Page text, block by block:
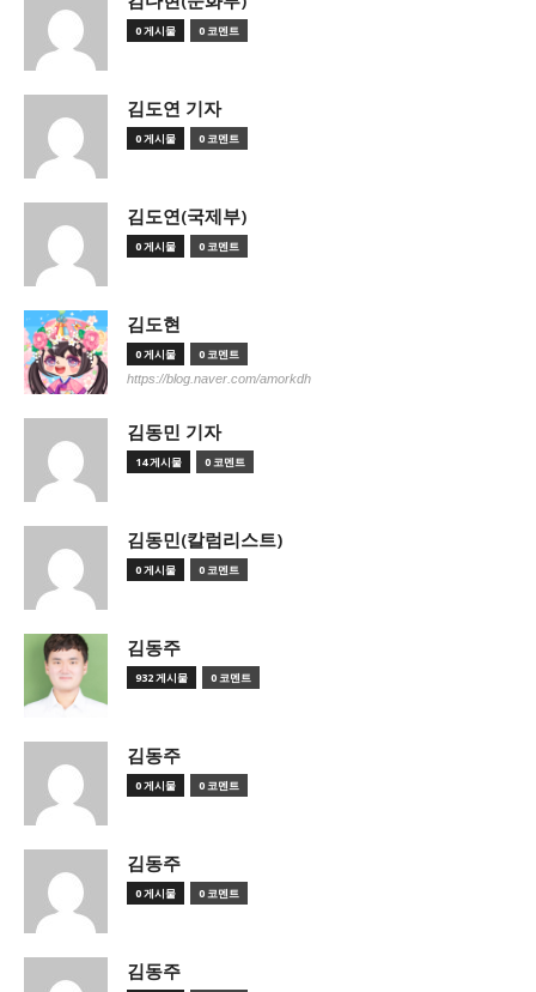
0 게시물 0 코멘트
김도연 기자
0 게시물 0 코멘트
김도연(국제부)
0 게시물 0 코멘트
김도현
0 게시물 0 코멘트
https://blog.naver.com/amorkdh
김동민 기자
14 게시물 0 코멘트
김동민(칼럼리스트)
0 게시물 0 코멘트
김동주
932 게시물 0 코멘트
김동주
0 게시물 0 코멘트
김동주
0 게시물 0 코멘트
김동주